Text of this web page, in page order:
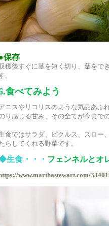
保存
穫後すぐに茎を短く切り、葉をで
。
食べてみよう
ニスやリコリスのような気品あふ
り感じる甘み、その全てが今まで
食ではサラダ、ピクルス、スロー
らしてくれる野菜です。
生食・・・ フェンネルとオ
www.marthastewart.com/